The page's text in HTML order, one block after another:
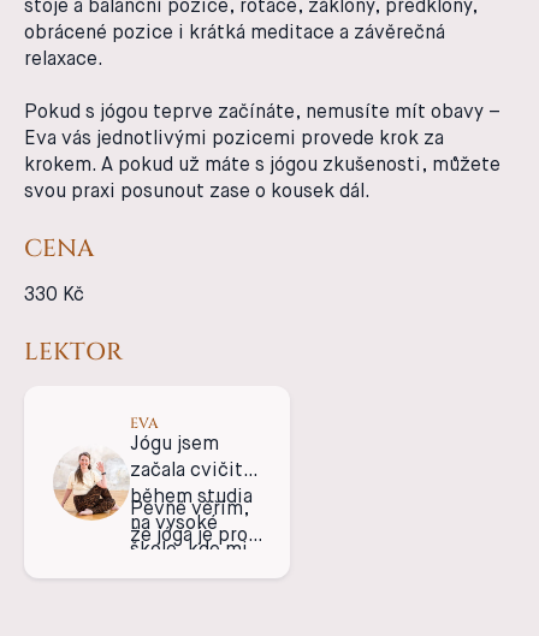
stoje a balanční pozice, rotace, záklony, předklony,
obrácené pozice i krátká meditace a závěrečná
relaxace.
Pokud s jógou teprve začínáte, nemusíte mít obavy –
Eva vás jednotlivými pozicemi provede krok za
krokem. A pokud už máte s jógou zkušenosti, můžete
svou praxi posunout zase o kousek dál.
CENA
330 Kč
LEKTOR
EVA
Jógu jsem
začala cvičit
během studia
na vysoké
škole, kde mi
pomáhá na
Pevně věřím,
že jóga je pro